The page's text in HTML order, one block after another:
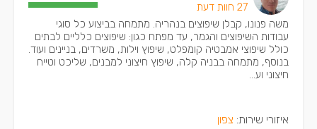
27 חוות דעת
משה פנונו, קבלן שיפוצים בנהריה. מתמחה בביצוע כל סוגי
עבודות השיפוצים והגמר, עד מפתח כגון: שיפוצים כלליים לבתים
כולל שיפוצי אמבטיה קומפלט, שיפוץ וילות, משרדים, בניינים ועוד.
בנוסף, מתמחה בבניה קלה, שיפוץ חיצוני למבנים, שליכט וטייח
חיצוני וע...
איזורי שירות: צפון